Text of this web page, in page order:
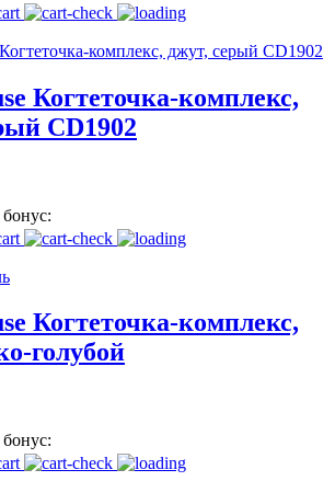
Когтеточка-комплекс,
CD1902
бонус:
Когтеточка-комплекс,
голубой
бонус: